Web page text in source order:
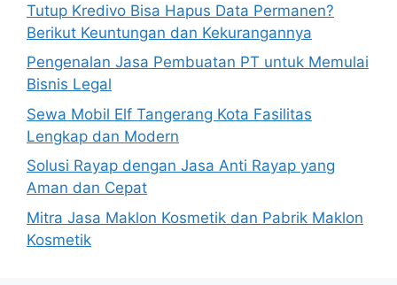
Tutup Kredivo Bisa Hapus Data Permanen?
Berikut Keuntungan dan Kekurangannya
Pengenalan Jasa Pembuatan PT untuk Memulai
Bisnis Legal
Sewa Mobil Elf Tangerang Kota Fasilitas
Lengkap dan Modern
Solusi Rayap dengan Jasa Anti Rayap yang
Aman dan Cepat
Mitra Jasa Maklon Kosmetik dan Pabrik Maklon
Kosmetik